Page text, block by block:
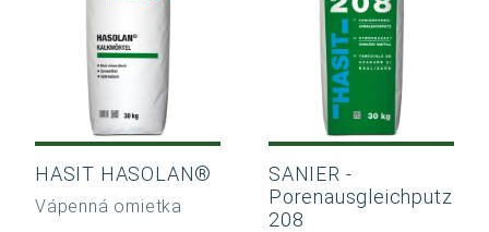
HASIT HASOLAN®
Vápenná omietka
SANIER -
Porenausgleichputz
208